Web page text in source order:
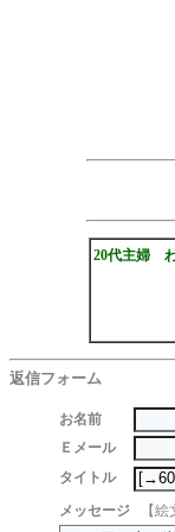
20代主婦
返信フォーム
お名前
Ｅメール
タイトル
メッセージ
【絵